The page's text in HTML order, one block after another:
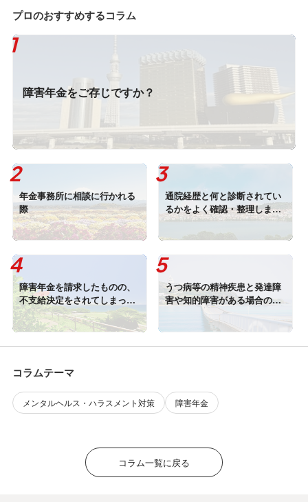
プロのおすすめするコラム
障害年金をご存じですか？
年金事務所に相談に行かれる
際
通院経歴と何と診断されてい
るかをよく確認・整理しまし
ょう！
障害年金を請求したものの、
不支給決定をされてしまった
ら・・・
うつ病等の精神疾患と発達障
害や知的障害がある場合の初
診日の取り扱い
コラムテーマ
メンタルヘルス・ハラスメント対策 障害年金
コラム一覧に戻る